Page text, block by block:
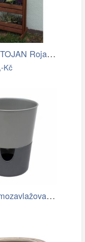
Květináč STOJAN Rojaplast
Kč
Plastia Samozavlažovací květináč…